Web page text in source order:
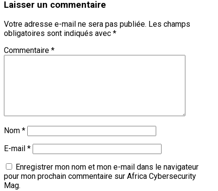
Laisser un commentaire
Votre adresse e-mail ne sera pas publiée. Les champs
obligatoires sont indiqués avec *
Commentaire *
Nom *
E-mail *
Enregistrer mon nom et mon e-mail dans le navigateur
pour mon prochain commentaire sur Africa Cybersecurity
Mag.